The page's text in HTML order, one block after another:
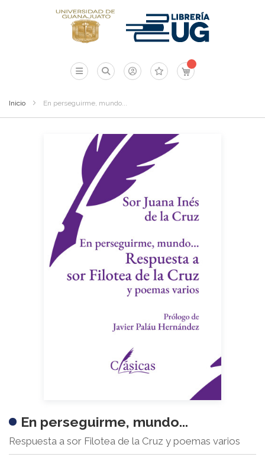
Mi carrito
Inicio En perseguirme, mundo...
En perseguirme, mundo...
Respuesta a sor Filotea de la Cruz y poemas varios